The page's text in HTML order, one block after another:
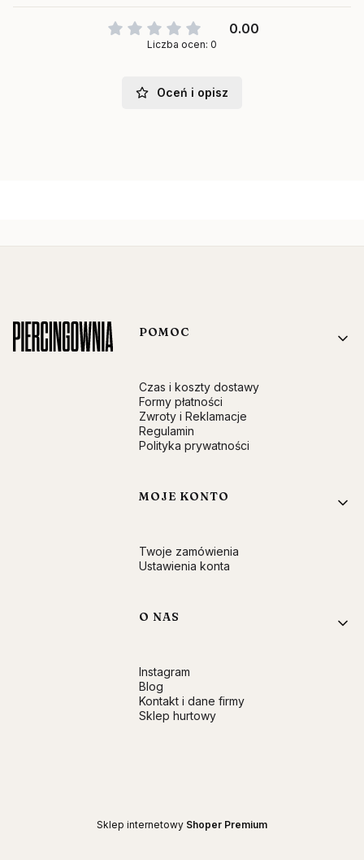
0.00
Liczba ocen: 0
Oceń i opisz
Linki w stopce
POMOC
Czas i koszty dostawy
Formy płatności
Zwroty i Reklamacje
Regulamin
Polityka prywatności
MOJE KONTO
Twoje zamówienia
Ustawienia konta
O NAS
Instagram
Blog
Kontakt i dane firmy
Sklep hurtowy
Sklep internetowy Shoper Premium